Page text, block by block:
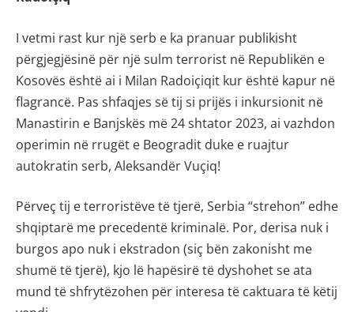
I vetmi rast kur një serb e ka pranuar publikisht
përgjegjësinë për një sulm terrorist në Republikën e
Kosovës është ai i Milan Radoiçiqit kur është kapur në
flagrancë. Pas shfaqjes së tij si prijës i inkursionit në
Manastirin e Banjskës më 24 shtator 2023, ai vazhdon
operimin në rrugët e Beogradit duke e ruajtur
autokratin serb, Aleksandër Vuçiq!
Përveç tij e terroristëve të tjerë, Serbia “strehon” edhe
shqiptarë me precedentë kriminalë. Por, derisa nuk i
burgos apo nuk i ekstradon (siç bën zakonisht me
shumë të tjerë), kjo lë hapësirë të dyshohet se ata
mund të shfrytëzohen për interesa të caktuara të këtij